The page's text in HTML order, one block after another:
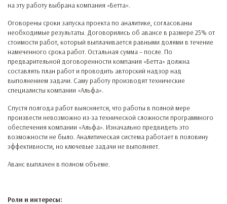
на эту работу выбрана компания «Бетта».
Оговорены сроки запуска проекта по аналитике, согласованы
необходимые результаты. Договорились об авансе в размере 25% от
стоимости работ, который выплачивается равными долями в течение
намеченного срока работ. Остальная сумма – после. По
предварительной договоренности компания «Бетта» должна
составлять план работ и проводить авторский надзор над
выполнением задачи. Саму работу производят технические
специалисты компании «Альфа».
Спустя полгода работ выясняется, что работы в полной мере
произвести невозможно из-за технической сложности программного
обеспечения компании «Альфа». Изначально предвидеть это
возможности не было. Аналитическая система работает в половину
эффективности, но ключевые задачи не выполняет.
Аванс выплачен в полном объеме.
Роли и интересы: